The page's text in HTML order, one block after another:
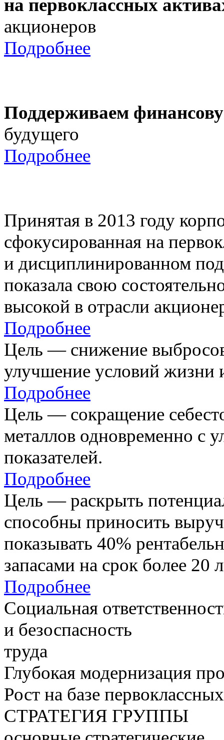
на первоклассных
акционеров
Подробнее
Поддерживаем
будущего
Подробнее
Принятая в 2013 году
сфокусированная на
и дисциплинированном
показала свою
высокой в отрасли
Подробнее
Цель — снижение
улучшение условий жизни
Подробнее
Цель — сокращение
металлов одновременно с
показателей.
Подробнее
Цель — раскрыть
способны приносить
показывать 40%
запасами на срок более 20
Подробнее
Социальная
и безоспасность
труда
Глубокая модернизация
Рост на базе
СТРАТЕГИЯ ГРУППЫ